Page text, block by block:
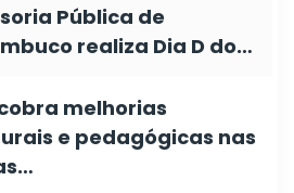
Pública de
realiza Dia D do…
cobra melhorias
e pedagógicas nas